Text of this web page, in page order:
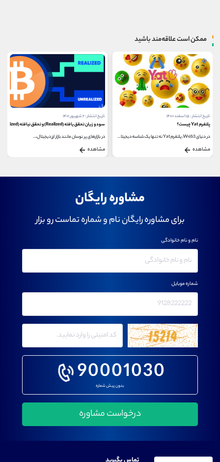
ممکن است علاقه‌مند باشید
تاریخ انتشار : ۲ شهریور ۱۴۰۱
سود و زیان تحقق‌ یافته (Realized) و تحقق‌ نیافته (Unrealized)
در بازارهای پر نوسان مانند بازار ارز دیجیتال،...
مشاهده
تاریخ انتشار : ۱۰ آذر ۱۴۰۳
بیت کوین دارک (BitcoinDark)
بیت کوین دارک، یک ارز دیجیتال غیرمتمرکز است که...
مشاهده
مشاوره رایگان
برای مشاوره رایگان نام و شماره تماست رو بزار
90001030
بدون پیش شماره
نام و نام خانوادگی
شماره موبایل